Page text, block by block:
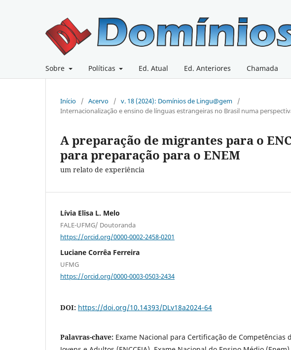
Sobre Políticas Ed. Atual Ed. Anteriores Chamada
Início / Acervo / v. 18 (2024): Domínios de Lingu@gem
/
Internacionalização e ensino de línguas estrangeiras no Brasil numa
A preparação de migrantes para o
para preparação para o ENEM
um relato de experiência
Lívia Elisa L. Melo
FALE-UFMG/ Doutoranda
https://orcid.org/0000-0002-2458-0201
Luciane Corrêa Ferreira
UFMG
https://orcid.org/0000-0003-0503-2434
DOI: https://doi.org/10.14393/DLv18a2024-64
Palavras-chave: Exame Nacional para Certificação de Competências